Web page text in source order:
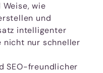
wie
und
intelligenter
nicht nur schneller
SEO-freundlicher